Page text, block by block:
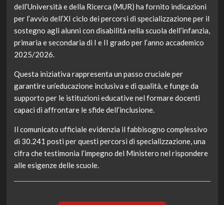
dell’Università e della Ricerca (MUR) ha fornito indicazioni
per l’avvio dell’XI ciclo dei percorsi di specializzazione per il
sostegno agli alunni con disabilità nella scuola dell’infanzia,
primaria e secondaria di I e II grado per l’anno accademico
2025/2026.
Questa iniziativa rappresenta un passo cruciale per
garantire un’educazione inclusiva e di qualità, e funge da
supporto per le istituzioni educative nel formare docenti
capaci di affrontare le sfide dell’inclusione.
Il comunicato ufficiale evidenzia il fabbisogno complessivo
di 30.241 posti per questi percorsi di specializzazione, una
cifra che testimonia l’impegno del Ministero nel rispondere
alle esigenze delle scuole.